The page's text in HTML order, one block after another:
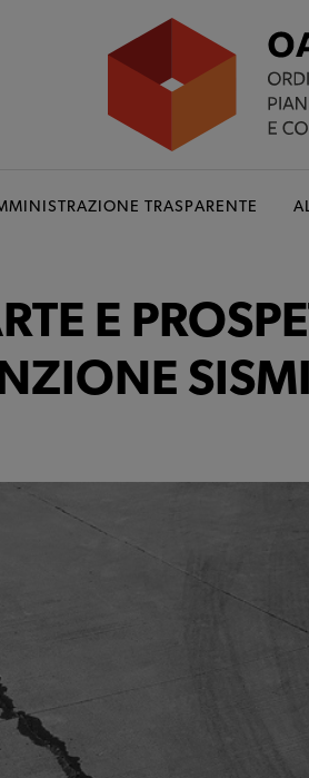
TRASPARENTE
E